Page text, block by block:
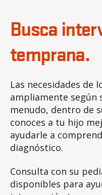
Busca
temprana.
Las necesidades de
ampliamente según
menudo, dentro de
conoces a tu hijo
ayudarle a
diagnóstico.
Consulta con su
disponibles para